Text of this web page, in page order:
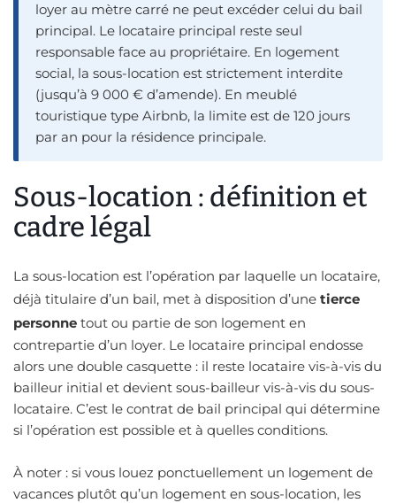
loyer au mètre carré ne peut excéder celui du bail
principal. Le locataire principal reste seul
responsable face au propriétaire. En logement
social, la sous-location est strictement interdite
(jusqu’à 9 000 € d’amende). En meublé
touristique type Airbnb, la limite est de 120 jours
par an pour la résidence principale.
Sous-location : définition et
cadre légal
La sous-location est l’opération par laquelle un locataire,
déjà titulaire d’un bail, met à disposition d’une tierce
personne tout ou partie de son logement en
contrepartie d’un loyer. Le locataire principal endosse
alors une double casquette : il reste locataire vis-à-vis du
bailleur initial et devient sous-bailleur vis-à-vis du sous-
locataire. C’est le contrat de bail principal qui détermine
si l’opération est possible et à quelles conditions.
À noter : si vous louez ponctuellement un logement de
vacances plutôt qu’un logement en sous-location, les